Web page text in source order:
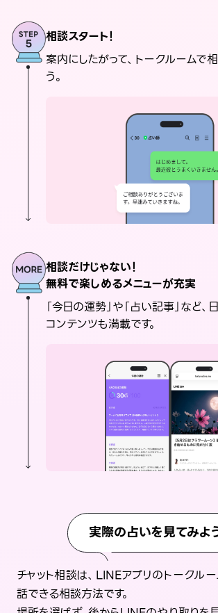
相談スタート！
案内にしたがって、トークルームで
う。
相談だけじゃない！
無料で楽しめるメニューが充実
「今日の運勢」や「占い記事」など
コンテンツも満載です。
実際の占いを見てみよ
チャット相談は、LINEアプリのトークル
話できる相談方法です。